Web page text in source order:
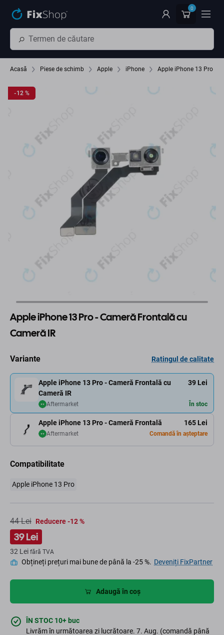
0
Acasă Piese de schimb Apple iPhone Apple iPhone 13 Pro
-12 %
-12 %
Apple iPhone 13 Pro - Cameră Frontală cu
Cameră IR
Variante Ratingul de calitate
Apple iPhone 13 Pro - Cameră Frontală 165 Lei
Aftermarket Comandă în așteptare
Apple iPhone 13 Pro - Cameră Frontală cu
Cameră IR
39 Lei
Aftermarket În stoc
Compatibilitate
Apple iPhone 13 Pro
44 Lei Reducere -12 %
39 Lei
32 Lei fără TVA
Obțineți prețuri mai bune de până la -25 %. Deveniți FixPartner
Adaugă în coș
ÎN STOC 10+ buc
Livrăm în următoarea zi lucrătoare. 7. Aug. (comandă până